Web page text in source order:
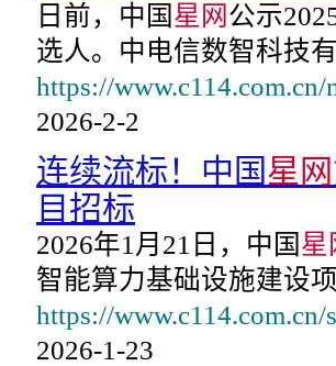
日前，中国 星网 公示
选人。中电信数智科技
https://
2026-2-2
连续流标！中国星网
目招标
2026年1月21日，中国 星
智能算力基础设施建设
https://
2026-1-23